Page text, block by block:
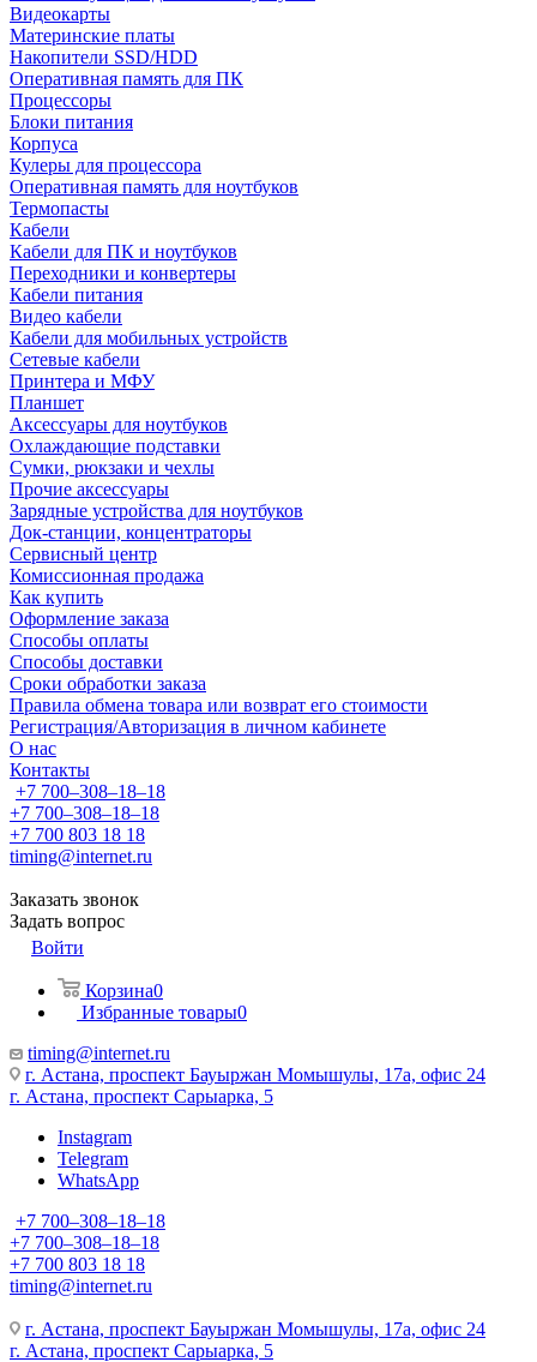
Видеокарты
Материнские платы
Накопители SSD/HDD
Оперативная память для ПК
Процессоры
Блоки питания
Корпуса
Кулеры для процессора
Оперативная память для ноутбуков
Термопасты
Кабели
Кабели для ПК и ноутбуков
Переходники и конвертеры
Кабели питания
Видео кабели
Кабели для мобильных устройств
Сетевые кабели
Принтера и МФУ
Планшет
Аксессуары для ноутбуков
Охлаждающие подставки
Сумки, рюкзаки и чехлы
Прочие аксессуары
Зарядные устройства для ноутбуков
Док-станции, концентраторы
Сервисный центр
Комиссионная продажа
Как купить
Оформление заказа
Способы оплаты
Способы доставки
Сроки обработки заказа
Правила обмена товара или возврат его стоимости
Регистрация/Авторизация в личном кабинете
О нас
Контакты
+7 700‒308‒18‒18
+7 700‒308‒18‒18
+7 700 803 18 18
timing@internet.ru
Заказать звонок
Задать вопрос
Войти
Корзина0
Избранные товары0
timing@internet.ru
г. Астана, проспект Бауыржан Момышулы, 17а, офис 24
г. Астана, проспект Сарыарка, 5
Instagram
Telegram
WhatsApp
+7 700‒308‒18‒18
+7 700‒308‒18‒18
+7 700 803 18 18
timing@internet.ru
г. Астана, проспект Бауыржан Момышулы, 17а, офис 24
г. Астана, проспект Сарыарка, 5